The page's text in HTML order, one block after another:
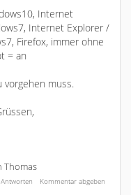
Internet
Internet Explorer /
Firefox, immer ohne
= an
vorgehen muss.
Thomas